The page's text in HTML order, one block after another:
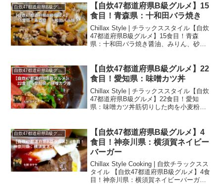
ーの様な味でサッパリと食べれました。
タクアンとマヨネーズの組み合わせは、
夏の食欲無い時期とかに重宝しそうです
♪「サラダパン」情報【自炊47都道府県B
級グルメ旅】滋賀県
自炊47都道府県B級グルメ
【自炊47都道府県B級グルメ】15
食目！青森県：十和田バラ焼き
Chillax Style | チラックススタイル【自炊
47都道府県B級グルメ】15食目！青森
県：十和田バラ焼き醤油、みりん、砂
き焼きの様な美味さでオススメです☆青
森産林檎をタレに利用すればより美味し
くなりそうです♪
自炊47都道府県B級グルメ
【自炊47都道府県B級グルメ】22
食目！愛知県：味噌カツ丼
Chillax Style | チラックススタイル【自炊
47都道府県B級グルメ】22食目！愛知
県：味噌カツ丼筋切りした肉を小麦粉、
ベースの濃厚な甘辛い味噌ダレをたっぷ
りとかけるスタイルです。キャベツが無
かったので、レタスとトマトと合わせま
したが、キャベツがあったとしても、千
切りにするのが難しいですよね…私は百
切りみたいになってしまいます(笑)
【自炊47都道府県B級グルメ】4
食目！神奈川県：横須賀ネイビー
バーガー
Chillax Style Cooking | 自炊チラックスス
タイル 【自炊47都道府県B級グルメ】4食
目！神奈川県：横須賀ネイビーバーガー